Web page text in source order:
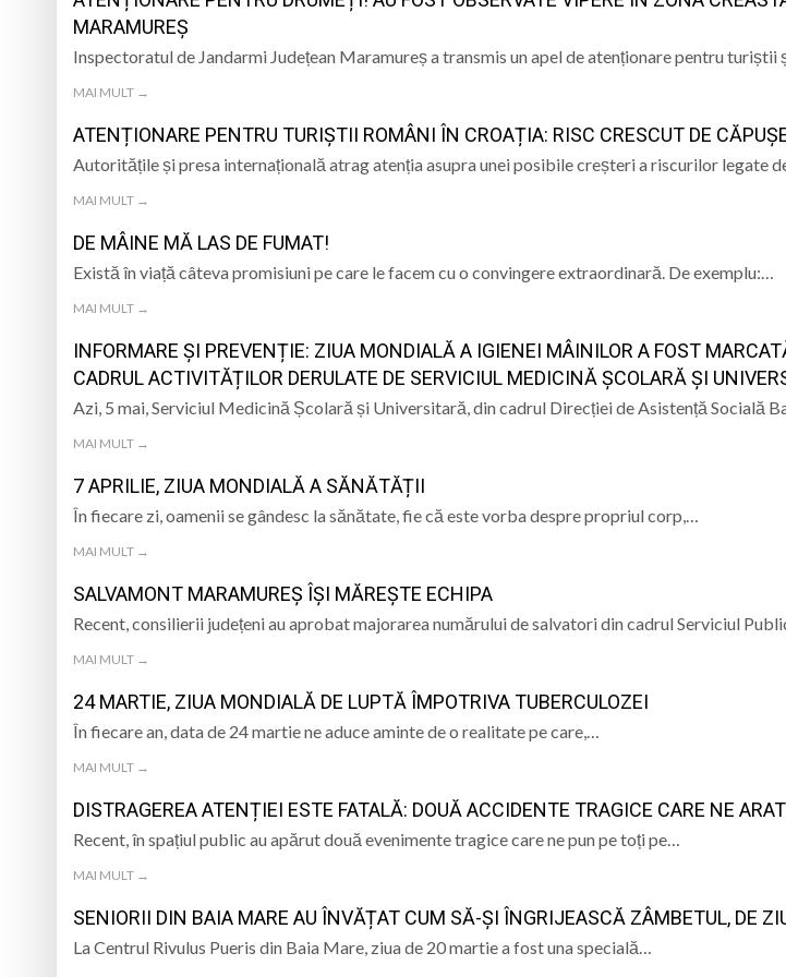
Copiii de la Centrul „Rivulus Pueris” Baia Mare au
„Iancu de Hunedoara și Baia Mare: istorie,
Muzeul Județean de Istorie și Arheologie Maramureș
Psiholog psihoterapeut Cecilia Ardusătan: De ce
Andreea-Mihaela Dunca, „ Profa de Geo”, îi invită
MARAMUREȘ
Inspectoratul de Jandarmi Județean Maramureș a transmis un apel de atenționare pentru turiștii
MAI MULT →
ATENȚIONARE PENTRU TURIȘTII ROMÂNI ÎN CROAȚIA: RISC CRESCUT DE
Autoritățile și presa internațională atrag atenția asupra unei posibile creșteri a riscurilor legate
MAI MULT →
DE MÂINE MĂ LAS DE FUMAT!
Există în viață câteva promisiuni pe care le facem cu o convingere extraordinară. De exemplu:…
MAI MULT →
INFORMARE ȘI PREVENȚIE: ZIUA MONDIALĂ A IGIENEI MÂINILOR A FOST
CADRUL ACTIVITĂȚILOR DERULATE DE SERVICIUL MEDICINĂ ȘCOLARĂ ȘI
Azi, 5 mai, Serviciul Medicină Școlară și Universitară, din cadrul Direcției de Asistență Socială
MAI MULT →
7 APRILIE, ZIUA MONDIALĂ A SĂNĂTĂȚII
În fiecare zi, oamenii se gândesc la sănătate, fie că este vorba despre propriul corp,…
MAI MULT →
SALVAMONT MARAMUREȘ ÎȘI MĂREȘTE ECHIPA
Recent, consilierii județeni au aprobat majorarea numărului de salvatori din cadrul Serviciul
MAI MULT →
24 MARTIE, ZIUA MONDIALĂ DE LUPTĂ ÎMPOTRIVA TUBERCULOZEI
În fiecare an, data de 24 martie ne aduce aminte de o realitate pe care,…
MAI MULT →
DISTRAGEREA ATENȚIEI ESTE FATALĂ: DOUĂ ACCIDENTE TRAGICE CARE NE
Recent, în spațiul public au apărut două evenimente tragice care ne pun pe toți pe…
MAI MULT →
SENIORII DIN BAIA MARE AU ÎNVĂȚAT CUM SĂ-ȘI ÎNGRIJEASCĂ ZÂMBETUL, DE
La Centrul Rivulus Pueris din Baia Mare, ziua de 20 martie a fost una specială…